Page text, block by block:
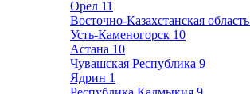
Орел 11
Восточно-Казахстанская область
Усть-Каменогорск 10
Астана 10
Чувашская Республика 9
Ядрин 1